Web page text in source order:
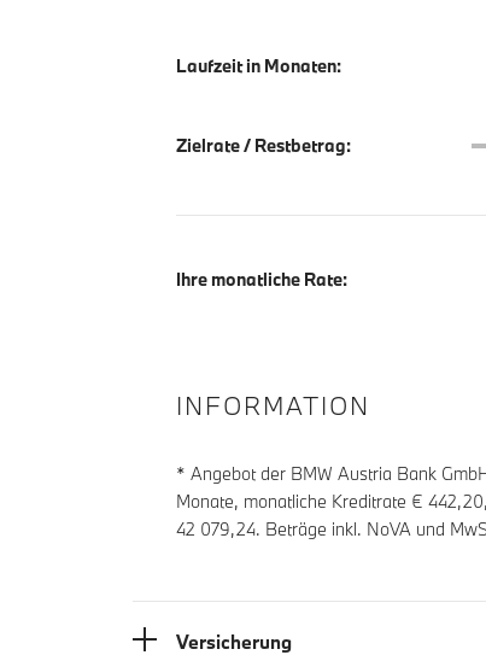
Laufzeit in Monaten:
Zielrate / Restbetrag:
Ihre monatliche Rate:
INFORMATION
* Angebot der BMW Austria Bank
Monate, monatliche Kreditrate € 442,20
42 079,24. Beträge inkl. NoVA und
Versicherung